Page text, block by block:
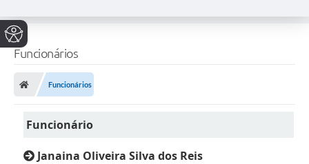
Funcionários
Funcionários
Funcionário
Janaina Oliveira Silva dos Reis